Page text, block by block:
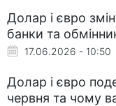
Долар і євро
банки та
17.06.2026 - 10:50
Долар і євро
червня та чому